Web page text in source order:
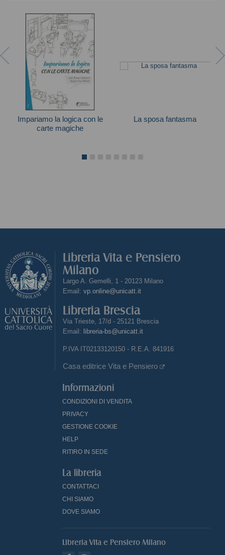
Impariamo la logica con le
carte magiche
La sposa fantasma
Libreria Vita e Pensiero
Milano
Largo A. Gemelli, 1 - 20123 Milano
Email: vp.online@unicatt.it
Libreria Brescia
Via Trieste, 17/d - 25121 Brescia
Email: libreria-bs@unicatt.it
P.IVA IT02133120150 - R.E.A. 841916
Casa editrice Vita e Pensiero
Informazioni
CONDIZIONI DI VENDITA
PRIVACY
GESTIONE COOKIE
HELP
RITIRO IN SEDE
La libreria
CONTATTACI
CHI SIAMO
DOVE SIAMO
Libreria Vita e Pensiero Milano